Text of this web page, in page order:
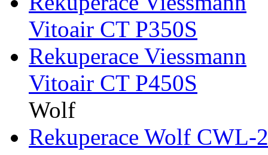
Vitoair CT P350S
Rekuperace Viessmann
Vitoair CT P450S
Wolf
Rekuperace Wolf CWL-